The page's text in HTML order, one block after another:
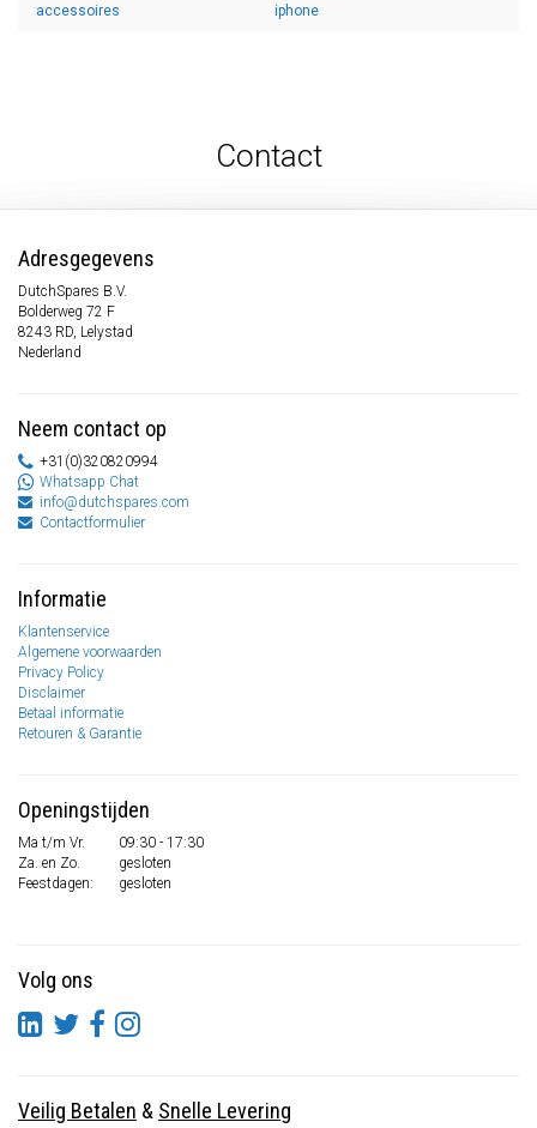
accessoires
iphone
Contact
Adresgegevens
DutchSpares B.V.
Bolderweg 72 F
8243 RD, Lelystad
Nederland
Neem contact op
+31(0)320820994
Whatsapp Chat
info@dutchspares.com
Contactformulier
Informatie
Klantenservice
Algemene voorwaarden
Privacy Policy
Disclaimer
Betaal informatie
Retouren & Garantie
Openingstijden
Ma t/m Vr.
09:30 - 17:30
Za. en Zo.
gesloten
Feestdagen:
gesloten
Volg ons
Veilig Betalen & Snelle Levering